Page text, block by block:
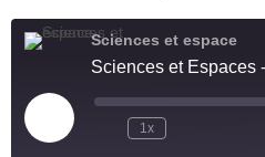
LINK Sciences et espace
Sciences et Espaces
1x